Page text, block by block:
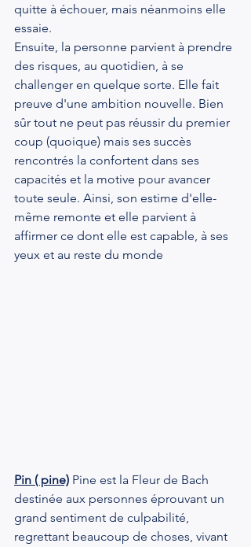
quitte à échouer, mais néanmoins elle
essaie.
Ensuite, la personne parvient à prendre
des risques, au quotidien, à se
challenger en quelque sorte. Elle fait
preuve d'une ambition nouvelle. Bien
sûr tout ne peut pas réussir du premier
coup (quoique) mais ses succès
rencontrés la confortent dans ses
capacités et la motive pour avancer
toute seule. Ainsi, son estime d'elle-
même remonte et elle parvient à
affirmer ce dont elle est capable, à ses
yeux et au reste du monde
Pin ( pine) Pine est la Fleur de Bach
destinée aux personnes éprouvant un
grand sentiment de culpabilité,
regrettant beaucoup de choses, vivant